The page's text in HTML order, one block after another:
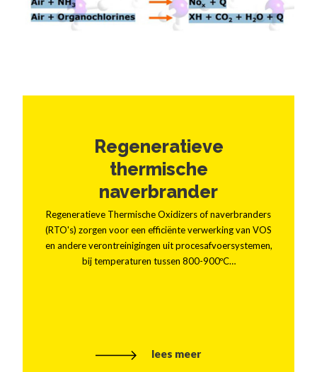
Regeneratieve
thermische
naverbrander
Regeneratieve Thermische Oxidizers of naverbranders
(RTO's) zorgen voor een efficiënte verwerking van VOS
en andere verontreinigingen uit procesafvoersystemen,
bij temperaturen tussen 800-900ºC…
lees meer